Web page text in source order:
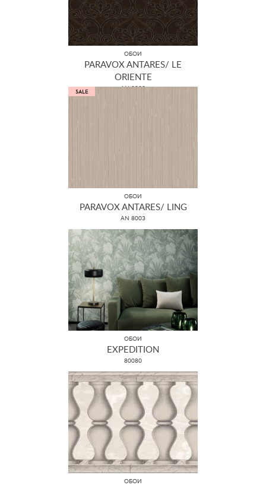
ОБОИ
PARAVOX ANTARES/ LE
ORIENTE
AN 8033
ОБОИ
PARAVOX ANTARES/ LING
AN 8003
ОБОИ
EXPEDITION
80080
ОБОИ